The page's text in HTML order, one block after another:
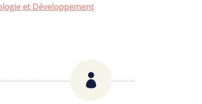
et Développement
